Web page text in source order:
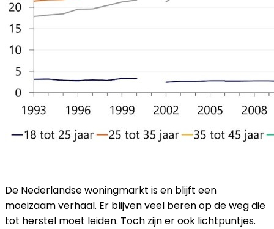
De Nederlandse woningmarkt is en blijft een
moeizaam verhaal. Er blijven veel beren op de weg die
tot herstel moet leiden. Toch zijn er ook lichtpuntjes.